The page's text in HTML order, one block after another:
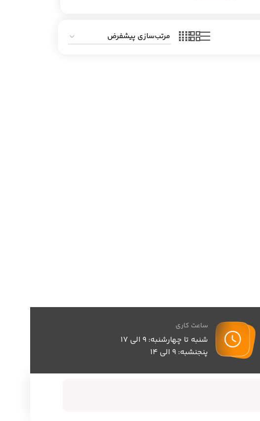
ساعت کاری
شنبه تا چهارشنبه: 9 الی 17
پنجنشبه: 9 الی 14